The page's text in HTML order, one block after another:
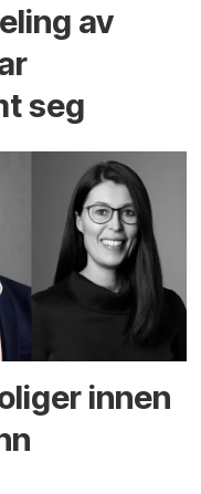
av
seg
innen